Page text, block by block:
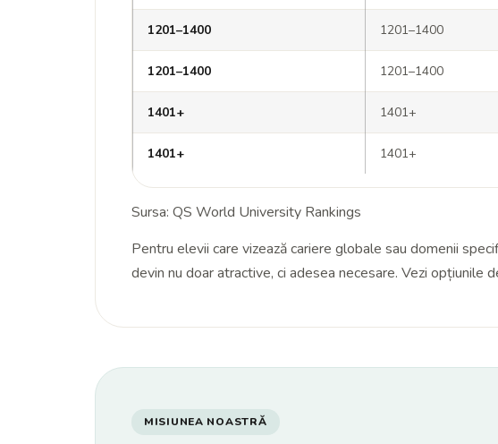
1201–1400 1201–1400
1201–1400 1201–1400
1401+ 1401+
1401+ 1401+
Sursa: QS World University Rankings
Pentru elevii care vizează cariere globale sau domenii
devin nu doar atractive, ci adesea necesare. Vezi opțiunile
MISIUNEA NOASTRĂ